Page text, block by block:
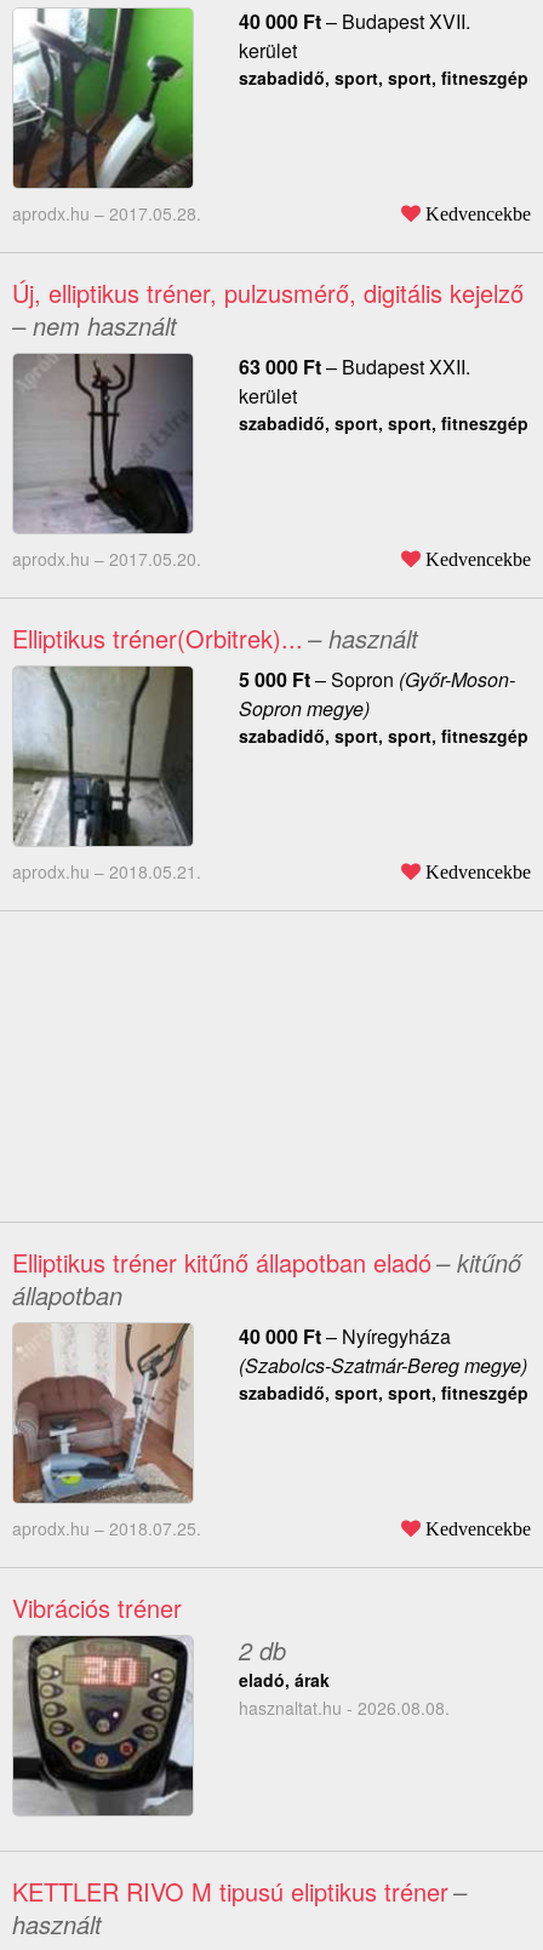
40 000 Ft– Budapest XVII.
kerület
szabadidő, sport, sport, fitneszgép
aprodx.hu – 2017.05.28. Kedvencekbe
Új, elliptikus tréner, pulzusmérő, digitális kejelző
– nem használt
63 000 Ft– Budapest XXII.
kerület
szabadidő, sport, sport, fitneszgép
aprodx.hu – 2017.05.20. Kedvencekbe
Elliptikus tréner(Orbitrek)... – használt
5 000 Ft–Sopron (Győr-Moson-
Sopron megye)
szabadidő, sport, sport, fitneszgép
aprodx.hu – 2018.05.21. Kedvencekbe
Elliptikus tréner kitűnő állapotban eladó– kitűnő
állapotban
40 000 Ft– Nyíregyháza
(Szabolcs-Szatmár-Bereg megye)
szabadidő, sport, sport, fitneszgép
aprodx.hu – 2018.07.25. Kedvencekbe
Vibrációs tréner
2 db
eladó, árak
hasznaltat.hu - 2026.08.08.
KETTLER RIVO M tipusú eliptikus tréner–
használt